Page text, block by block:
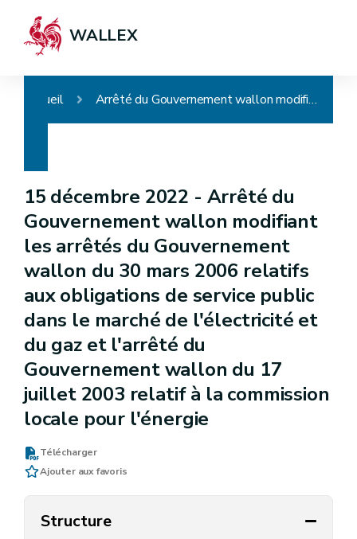
WALLEX
Accueil Arrêté du Gouvernement wallon modifiant les arrêtés du Gouvernement wallon du 30 mars 2006 relatifs aux obligations de service public dans le marché de l'électricité et du gaz et l'arrêté du Gouvernement wallon du 17 juillet 2003 relatif à la commission locale pour l'énergie
15 décembre 2022 - Arrêté du
Gouvernement wallon modifiant
les arrêtés du Gouvernement
wallon du 30 mars 2006 relatifs
aux obligations de service public
dans le marché de l'électricité et
du gaz et l'arrêté du
Gouvernement wallon du 17
juillet 2003 relatif à la commission
locale pour l'énergie
Télécharger
Ajouter aux favoris
Structure